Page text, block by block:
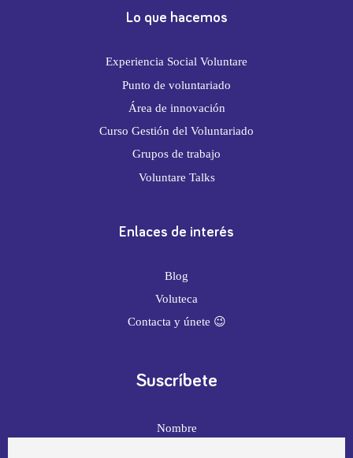
Lo que hacemos
Experiencia Social Voluntare
Punto de voluntariado
Área de innovación
Curso Gestión del Voluntariado
Grupos de trabajo
Voluntare Talks
Enlaces de interés
Blog
Voluteca
Contacta y únete 😉
Suscríbete
Nombre